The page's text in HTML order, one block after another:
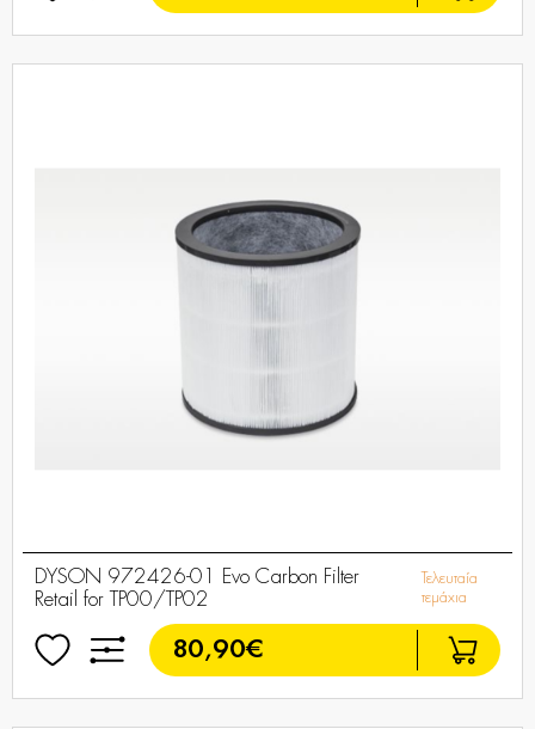
DYSON 972426-01 Evo Carbon Filter
Retail for TP00/TP02
Τελευταία
τεμάχια
80,90€